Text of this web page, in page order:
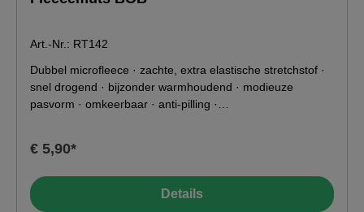
Art.-Nr.: RT142
Dubbel microfleece · zachte, extra elastische stretchstof ·
snel drogend · bijzonder warmhoudend · modieuze
pasvorm · omkeerbaar · anti-pilling ·
Toepassingsgebied-49°C0°C10°C20°C
€ 5,90*
Details